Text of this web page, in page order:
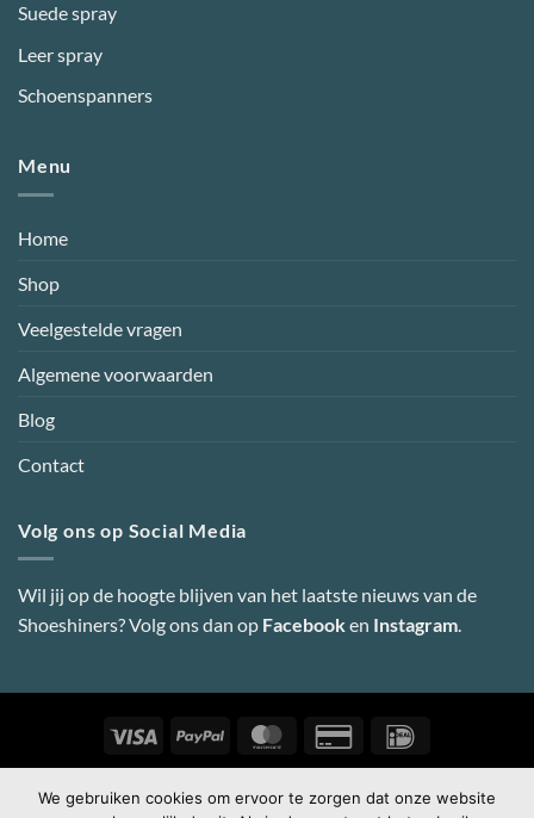
Suede spray
Leer spray
Schoenspanners
Menu
Home
Shop
Veelgestelde vragen
Algemene voorwaarden
Blog
Contact
Volg ons op Social Media
Wil jij op de hoogte blijven van het laatste nieuws van de
Shoeshiners? Volg ons dan op Facebooken Instagram.
Visa PayPal MasterCardCredit
Copyright 2026 ©Shoeshiners Online-Webdesign door Super
We gebruiken cookies om ervoor te zorgen dat onze website